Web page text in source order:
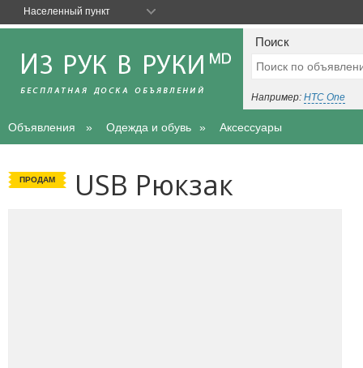
Поиск
Например: HTC One
Объявления Одежда и обувь Аксессуары
ПРОДАМ USB Рюкзак
Населенный пункт